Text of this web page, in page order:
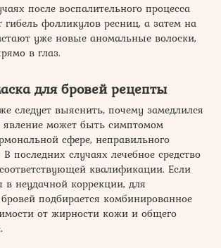
после воспалительного процесса
гибель фолликулов ресниц, а затем на
уже новые аномальные волоски,
в глаз.
для бровей рецепты
следует выяснить, почему замедлился
явление может быть симптомом
сфере, неправильного
последних случаях лечебное средство
квалификации. Если
в неудачной коррекции, для
подбирается комбинированное
от жирности кожи и общего